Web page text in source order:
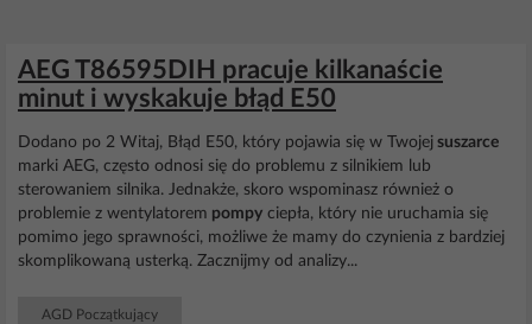
AEG T86595DIH pracuje kilkanaście
minut i wyskakuje błąd E50
Dodano po 2 Witaj, Błąd E50, który pojawia się w Twojej suszarce
marki AEG, często odnosi się do problemu z silnikiem lub
sterowaniem silnika. Jednakże, skoro wspominasz również o
problemie z wentylatorem pompy ciepła, który nie uruchamia się
pomimo jego sprawności, możliwe że mamy do czynienia z bardziej
skomplikowaną usterką. Zacznijmy od analizy...
AGD Początkujący